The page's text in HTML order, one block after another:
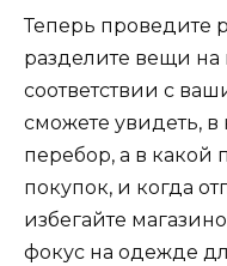
Теперь проведите
разделите вещи на
соответствии с
сможете увидеть, в
перебор, а в какой
покупок, и когда
избегайте
фокус на одежде